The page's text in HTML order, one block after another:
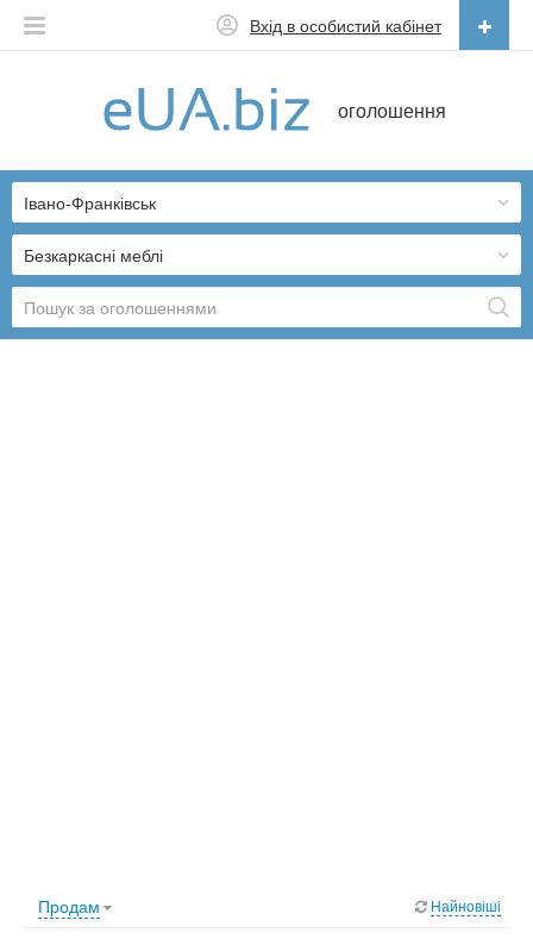
оголошення
Вхід в особистий кабінет
Українська
Безкаркасні меблі
Івано-Франківськ
Продам Найновіші